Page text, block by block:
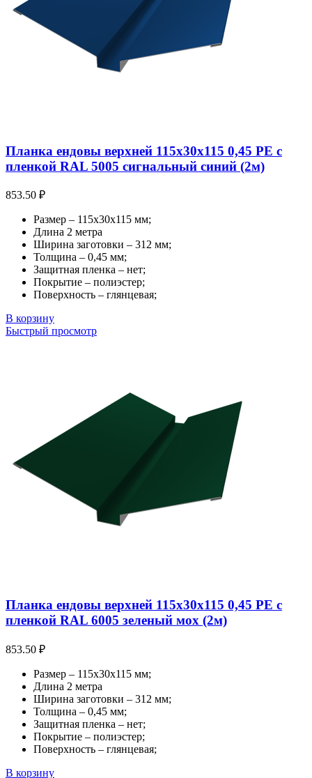
Планка ендовы верхней 115х30х115 0,45 PE с
пленкой RAL 5005 сигнальный синий (2м)
853.50 ₽
Размер – 115х30х115 мм;
Длина 2 метра
Ширина заготовки – 312 мм;
Толщина – 0,45 мм;
Защитная пленка – нет;
Покрытие – полиэстер;
Поверхность – глянцевая;
В корзину
Быстрый просмотр
Планка ендовы верхней 115х30х115 0,45 PE с
пленкой RAL 6005 зеленый мох (2м)
853.50 ₽
Размер – 115х30х115 мм;
Длина 2 метра
Ширина заготовки – 312 мм;
Толщина – 0,45 мм;
Защитная пленка – нет;
Покрытие – полиэстер;
Поверхность – глянцевая;
В корзину